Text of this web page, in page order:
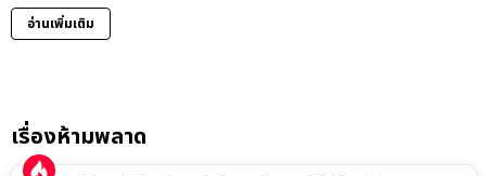
อ่านเพิ่มเติม
เรื่องห้ามพลาด